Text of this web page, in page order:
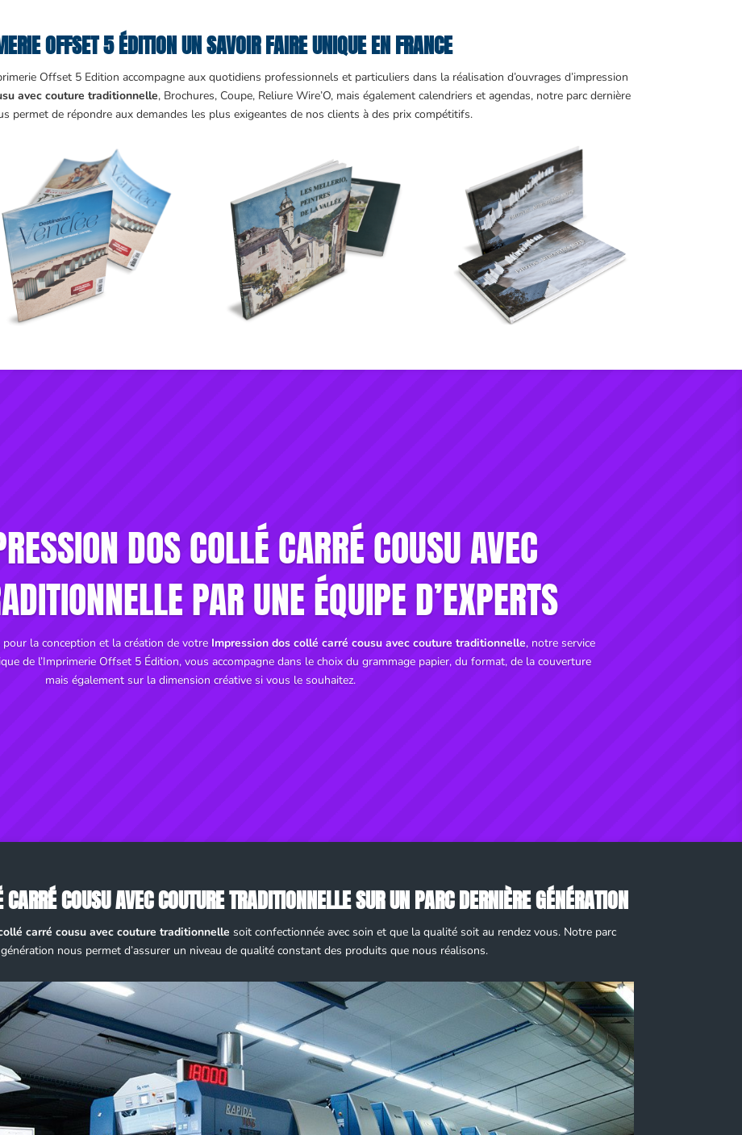
OFFSET 5 ÉDITION UN SAVOIR FAIRE UNIQUE EN FRANCE
Offset 5 Edition accompagne aux quotidiens professionnels et particuliers dans la réalisation d’ouvrages d’impression
avec couture traditionnelle, Brochures, Coupe, Reliure Wire’O, mais également calendriers et agendas, notre parc dernière
permet de répondre aux demandes les plus exigeantes de nos clients à des prix compétitifs.
DOS COLLÉ CARRÉ COUSU AVEC
PAR UNE ÉQUIPE D’EXPERTS
la conception et la création de votreImpression dos collé carré cousu avec couture traditionnelle, notre service
de l’Imprimerie Offset 5 Édition, vous accompagne dans le choix du grammage papier, du format, de la couverture
mais également sur la dimension créative si vous le souhaitez.
COUSU AVEC COUTURE TRADITIONNELLE SUR UN PARC DERNIÈRE GÉNÉRATION
carré cousu avec couture traditionnelle soit confectionnée avec soin et que la qualité soit au rendez vous. Notre parc
nous permet d’assurer un niveau de qualité constant des produits que nous réalisons.